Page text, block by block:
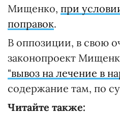
Мищенко, при
поправок.
В оппозиции, в свою
законопроект
"вывоз на лечение в
содержание там, по
Читайте также: